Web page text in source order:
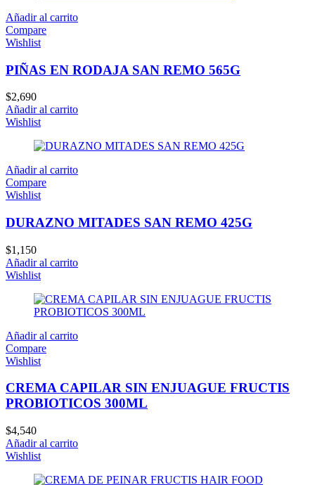
Añadir al carrito
Compare
Wishlist
PIÑAS EN RODAJA SAN REMO 565G
$2,690
Añadir al carrito
Wishlist
Añadir al carrito
Compare
Wishlist
DURAZNO MITADES SAN REMO 425G
$1,150
Añadir al carrito
Wishlist
Añadir al carrito
Compare
Wishlist
CREMA CAPILAR SIN ENJUAGUE FRUCTIS
PROBIOTICOS 300ML
$4,540
Añadir al carrito
Wishlist